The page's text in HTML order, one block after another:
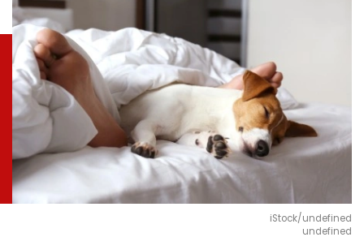
iStock/undefined
undefined